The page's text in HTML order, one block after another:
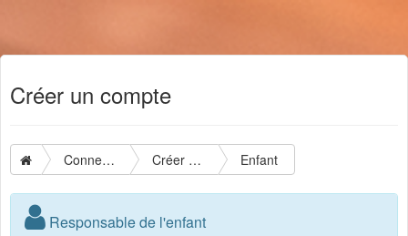
Créer un compte
Connexion Créer un compte Enfant
Responsable de l'enfant